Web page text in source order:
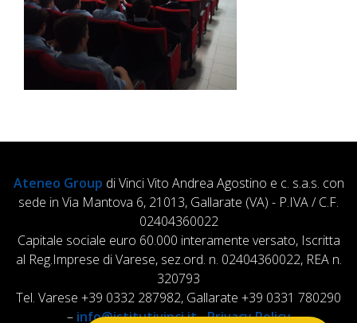
Ateneo Group di Vinci Vito Andrea Agostino e c. s.a.s. con
sede in Via Mantova 6, 21013, Gallarate (VA) - P.IVA / C.F.
02404360022
Capitale sociale euro 60.000 interamente versato, Iscritta
al Reg.Imprese di Varese, sez.ord. n. 02404360022, REA n.
320793
Tel. Varese +39 0332 287982, Gallarate +39 0331 780290
– info@istitutivinci.it-Privacy Policy